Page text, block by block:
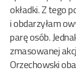
okładki. Z tego
i obdarzyłam
parę osób.
zmasowanej
Orzechowski